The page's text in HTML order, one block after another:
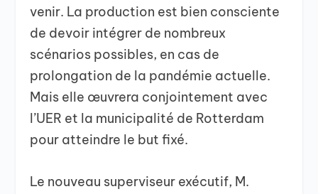
venir. La production est bien consciente
de devoir intégrer de nombreux
scénarios possibles, en cas de
prolongation de la pandémie actuelle.
Mais elle œuvrera conjointement avec
l’UER et la municipalité de Rotterdam
pour atteindre le but fixé.
Le nouveau superviseur exécutif, M.